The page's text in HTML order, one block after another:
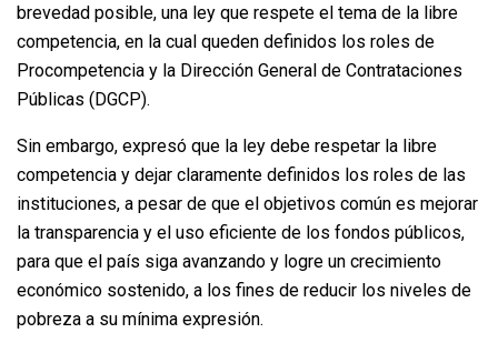
brevedad posible, una ley que respete el tema de la libre
competencia, en la cual queden definidos los roles de
Procompetencia y la Dirección General de Contrataciones
Públicas (DGCP).
Sin embargo, expresó que la ley debe respetar la libre
competencia y dejar claramente definidos los roles de las
instituciones, a pesar de que el objetivos común es mejorar
la transparencia y el uso eficiente de los fondos públicos,
para que el país siga avanzando y logre un crecimiento
económico sostenido, a los fines de reducir los niveles de
pobreza a su mínima expresión.